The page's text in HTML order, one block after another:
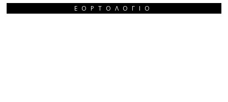
ΕΟΡΤΟΛΌΓΙΟ